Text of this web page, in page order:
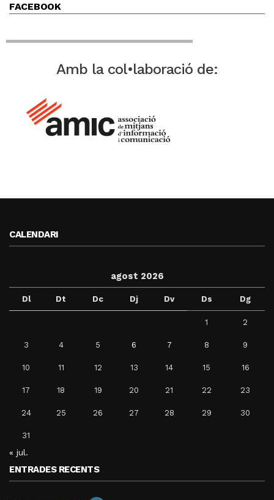
FACEBOOK
Amb la col•laboració de:
CALENDARI
agost 2026
Dl Dt Dc Dj Dv Ds Dg
1 2
3 4 5 6 7 8 9
10 11 12 13 14 15 16
17 18 19 20 21 22 23
24 25 26 27 28 29 30
31
« jul.
ENTRADES RECENTS